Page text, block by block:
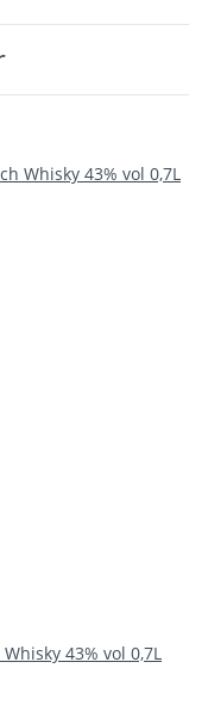
43% vol 0,7L